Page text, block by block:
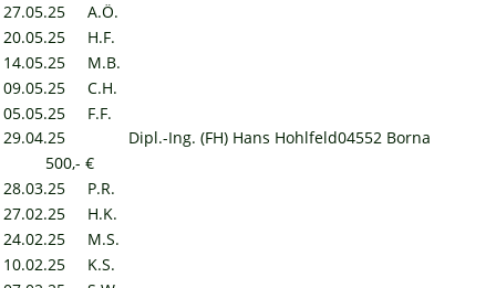
27.05.25
A.Ö.
20.05.25
H.F.
14.05.25
M.B.
09.05.25
C.H.
05.05.25
F.F.
29.04.25
Dipl.-Ing. (FH) Hans Hohlfeld 04552 Borna
500,- €
28.03.25
P.R.
27.02.25
H.K.
24.02.25
M.S.
10.02.25
K.S.